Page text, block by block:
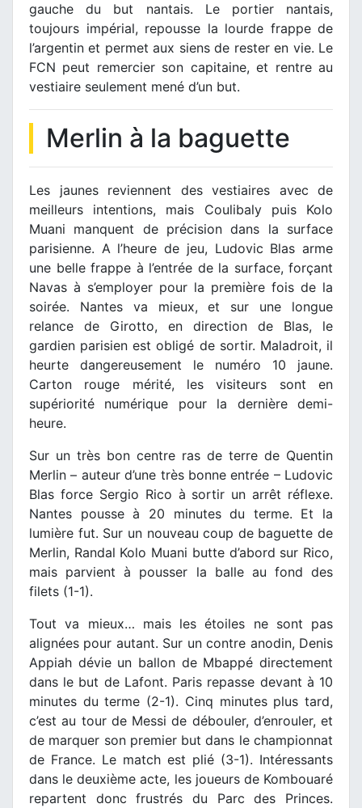
gauche du but nantais. Le portier nantais,
toujours impérial, repousse la lourde frappe de
l’argentin et permet aux siens de rester en vie. Le
FCN peut remercier son capitaine, et rentre au
vestiaire seulement mené d’un but.
Merlin à la baguette
Les jaunes reviennent des vestiaires avec de
meilleurs intentions, mais Coulibaly puis Kolo
Muani manquent de précision dans la surface
parisienne. A l’heure de jeu, Ludovic Blas arme
une belle frappe à l’entrée de la surface, forçant
Navas à s’employer pour la première fois de la
soirée. Nantes va mieux, et sur une longue
relance de Girotto, en direction de Blas, le
gardien parisien est obligé de sortir. Maladroit, il
heurte dangereusement le numéro 10 jaune.
Carton rouge mérité, les visiteurs sont en
supériorité numérique pour la dernière demi-
heure.
Sur un très bon centre ras de terre de Quentin
Merlin – auteur d’une très bonne entrée – Ludovic
Blas force Sergio Rico à sortir un arrêt réflexe.
Nantes pousse à 20 minutes du terme. Et la
lumière fut. Sur un nouveau coup de baguette de
Merlin, Randal Kolo Muani butte d’abord sur Rico,
mais parvient à pousser la balle au fond des
filets (1-1).
Tout va mieux… mais les étoiles ne sont pas
alignées pour autant. Sur un contre anodin, Denis
Appiah dévie un ballon de Mbappé directement
dans le but de Lafont. Paris repasse devant à 10
minutes du terme (2-1). Cinq minutes plus tard,
c’est au tour de Messi de débouler, d’enrouler, et
de marquer son premier but dans le championnat
de France. Le match est plié (3-1). Intéressants
dans le deuxième acte, les joueurs de Kombouaré
repartent donc frustrés du Parc des Princes.